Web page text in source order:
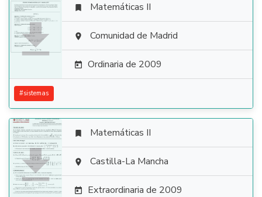

 Matemáticas II
 Comunidad de Madrid
 Ordinaria de 2009
#sistemas

 Matemáticas II
 Castilla-La Mancha
 Extraordinaria de 2009